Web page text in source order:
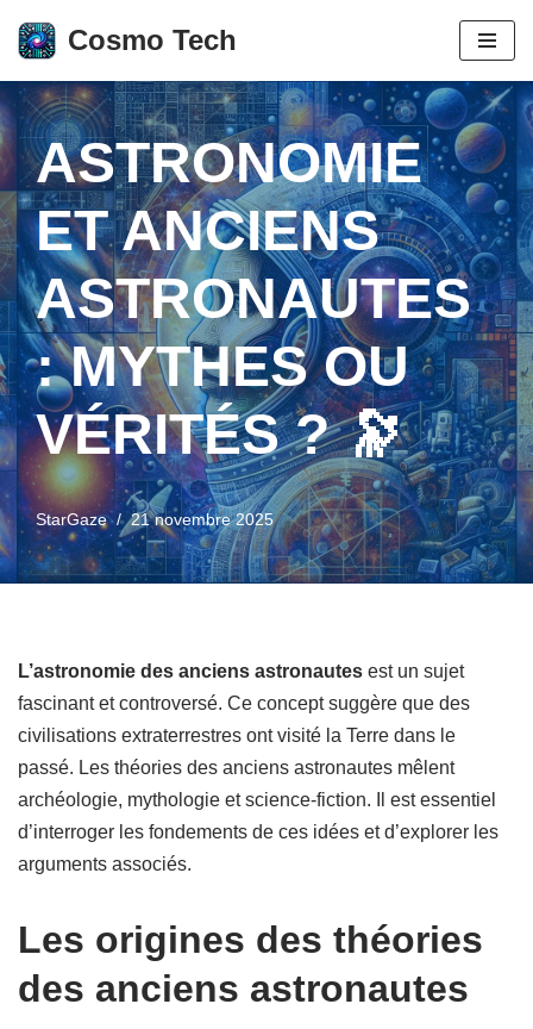
Aller
au
contenu
Cosmo Tech
ASTRONOMIE
ET ANCIENS
ASTRONAUTES
: MYTHES OU
VÉRITÉS ? 🔭
StarGaze 21 novembre 2025
L’astronomie des anciens astronautes est un sujet
fascinant et controversé. Ce concept suggère que des
civilisations extraterrestres ont visité la Terre dans le
passé. Les théories des anciens astronautes mêlent
archéologie, mythologie et science-fiction. Il est essentiel
d’interroger les fondements de ces idées et d’explorer les
arguments associés.
Les origines des théories
des anciens astronautes